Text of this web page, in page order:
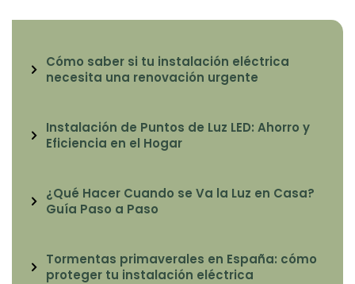
Cómo saber si tu instalación eléctrica
necesita una renovación urgente
Instalación de Puntos de Luz LED: Ahorro y
Eficiencia en el Hogar
¿Qué Hacer Cuando se Va la Luz en Casa?
Guía Paso a Paso
Tormentas primaverales en España: cómo
proteger tu instalación eléctrica